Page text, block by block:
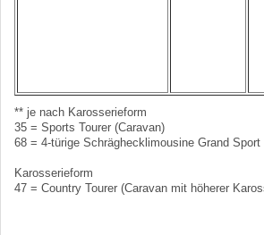
** je nach Karosserieform
35 = Sports Tourer (Caravan)
68 = 4-türige Schräghecklimousine Grand Sport
Karosserieform
47 = Country Tourer (Caravan mit höherer